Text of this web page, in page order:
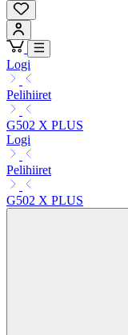
Logi
Pelihiiret
G502 X PLUS
Logi
Pelihiiret
G502 X PLUS